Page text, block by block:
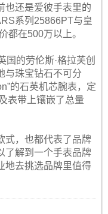
也还是爱彼手表里的
系列25866PT与皇
都在500万以上。
国的劳伦斯·格拉芙创
与珠宝钻石不可分
的石英机芯腕表，定
表带上镶嵌了总量
式，也都代表了品牌
了解到一个手表品牌
地去挑选品牌里值得